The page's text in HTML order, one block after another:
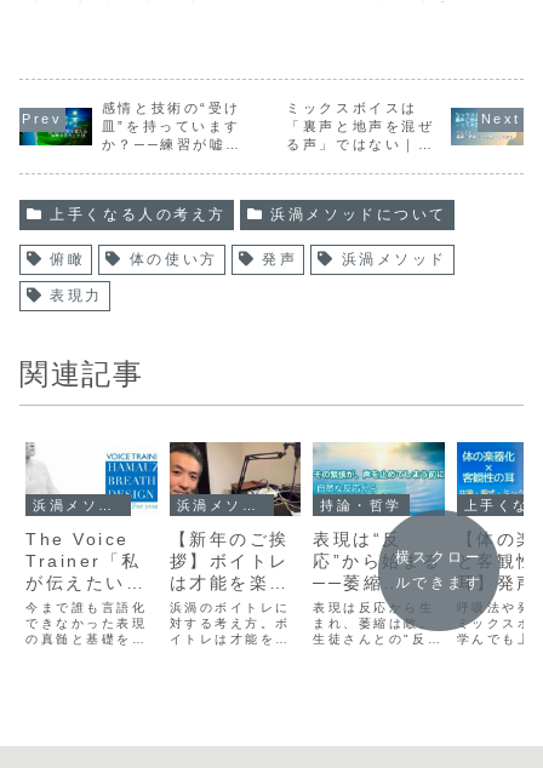
感情と技術の“受け
皿”を持っています
か？──練習が嘘を
ミックスボイスは
「裏声と地声を混ぜ
る声」ではない｜自
上手くなる人の考え方 浜渦メソッドについて
俯瞰 体の使い方 発声 浜渦メソッド
表現力
関連記事
The Voice
Trainer「私
が伝えたいも
の・私にしか
伝えられない
もの」
今まで誰も言語化
できなかった表現
の真髄と基礎を伝
ッスンでは決して
【新年のご挨
拶】ボイトレ
は才能を楽し
く育て、自分
を作り上げて
いく「道」
浜渦のボイトレに
対する考え方。ボ
イトレは才能を楽
下手さ弱さを受け
持論・哲学
表現は“反
応”から始まる
──萎縮
は“敵”、だか
ら生徒を絶対
に萎縮させて
表現は反応から生
まれ、萎縮は敵。
生徒さんとの"反
【体の
と客観性
耳】発声
ミックス
スの前に
に作るべ
呼吸法や発
ミックスボ
学んでも上
ついて解説
横スクロー
ルできます